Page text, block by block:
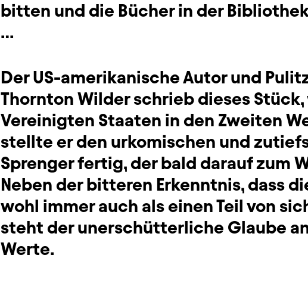
bitten und die Bücher in der
…
Der US-amerikanische Autor und
Thornton Wilder schrieb dieses
Vereinigten Staaten in den Zweiten
stellte er den urkomischen und
Sprenger fertig, der bald darauf zum
Neben der bitteren Erkenntnis, dass
wohl immer auch als einen Teil von
steht der unerschütterliche Glaube
Werte.